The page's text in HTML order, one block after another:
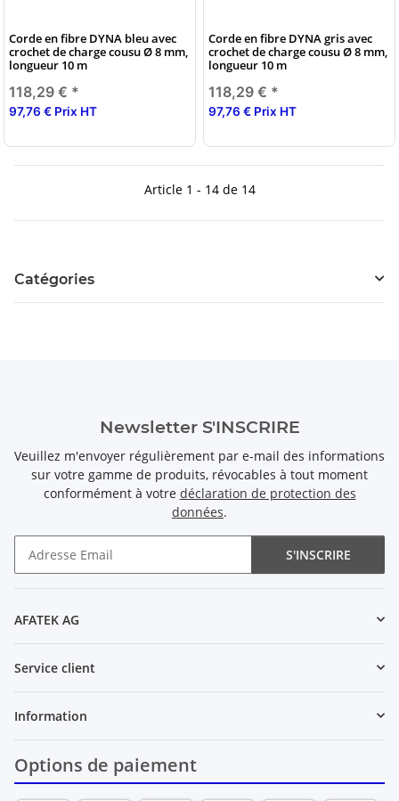
Corde en fibre DYNA bleu avec
crochet de charge cousu Ø 8 mm,
longueur 10 m
118,29 € *
97,76 € Prix HT
Corde en fibre DYNA gris avec
crochet de charge cousu Ø 8 mm,
longueur 10 m
118,29 € *
97,76 € Prix HT
Article 1 - 14 de 14
Catégories
Newsletter S'INSCRIRE
Veuillez m'envoyer régulièrement par e-mail des informations
sur votre gamme de produits, révocables à tout moment
conformément à votre déclaration de protection des
données.
S'INSCRIRE
AFATEK AG
Service client
Information
Options de paiement